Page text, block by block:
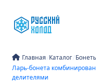
содержимому
Главная/Каталог/
Ларь-бонета
делителями